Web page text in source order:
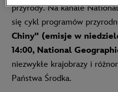
przyrody. Na kanale
się cykl programów
Chiny" (emisje w
14:00, National
niezwykłe krajobrazy i
Państwa Środka.